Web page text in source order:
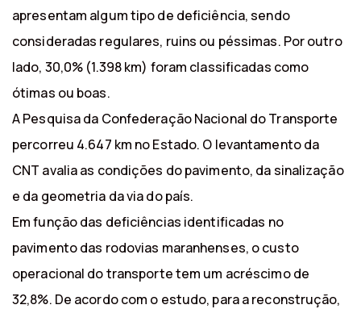
apresentam algum tipo de deficiência, sendo
consideradas regulares, ruins ou péssimas. Por outro
lado, 30,0% (1.398 km) foram classificadas como
ótimas ou boas.
A Pesquisa da Confederação Nacional do Transporte
percorreu 4.647 km no Estado. O levantamento da
CNT avalia as condições do pavimento, da sinalização
e da geometria da via do país.
Em função das deficiências identificadas no
pavimento das rodovias maranhenses, o custo
operacional do transporte tem um acréscimo de
32,8%. De acordo com o estudo, para a reconstrução,